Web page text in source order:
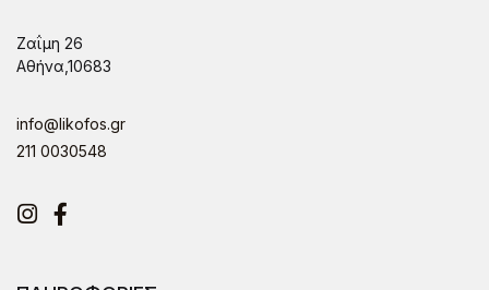
Ζαΐμη 26
Αθήνα,10683
info@likofos.gr
211 0030548
Instagram
Facebook